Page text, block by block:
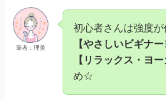
筆者：理美
初心者さんは強度が
【やさしいビギナ
【リラックス・ヨー
め☆